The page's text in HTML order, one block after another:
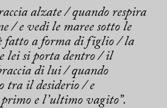
alzate / quando respira
/ e vedi le maree sotto le
fatto a forma di figlio / la
lei si porta dentro / il
di lui / quando
tra il desiderio / e
e l’ultimo vagito”.